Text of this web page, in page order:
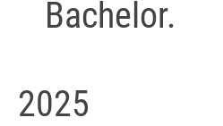
Bachelor.
2025